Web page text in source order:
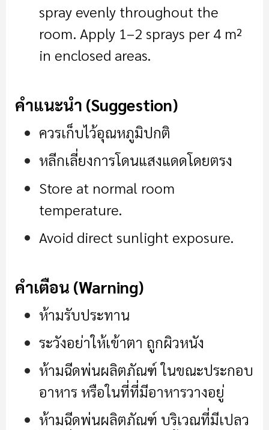
spray evenly throughout the
room. Apply 1–2 sprays per 4 m²
in enclosed areas.
คำแนะนำ (Suggestion)
ควรเก็บไว้อุณหภูมิปกติ
หลีกเลี่ยงการโดนแสงแดดโดยตรง
Store at normal room
temperature.
Avoid direct sunlight exposure.
คำเตือน (Warning)
ห้ามรับประทาน
ระวังอย่าให้เข้าตา ถูกผิวหนัง
ห้ามฉีดพ่นผลิตภัณฑ์ ในขณะประกอบ
อาหาร หรือในที่ที่มีอาหารวางอยู่
ห้ามฉีดพ่นผลิตภัณฑ์ บริเวณที่มีเปลว